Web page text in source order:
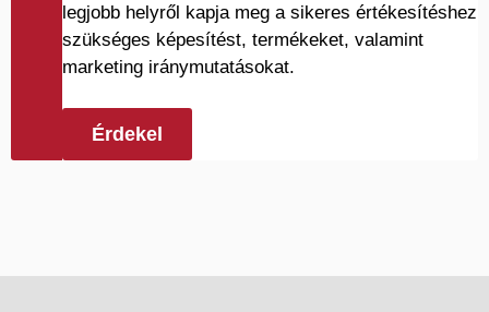
legjobb helyről kapja meg a sikeres értékesítéshez
szükséges képesítést, termékeket, valamint
marketing iránymutatásokat.
Érdekel